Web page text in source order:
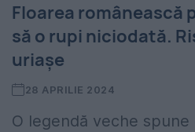
Floarea românească
să o rupi niciodată.
uriașe
28 APRILIE 2024
O legendă veche